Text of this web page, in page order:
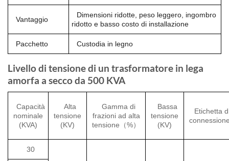
Vantaggio
Dimensioni ridotte, peso leggero, ingombro
ridotto e basso costo di installazione
Pacchetto Custodia in legno
Livello di tensione di un trasformatore in lega
amorfa a secco da 500 KVA
Capacità
nominale
(KVA)
Alta
tensione
(KV)
Gamma di
frazioni ad alta
tensione（%）
Bassa
tensione
(KV)
Etichetta
30